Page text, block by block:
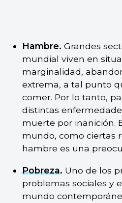
Hambre. Grandes
mundial viven en
marginalidad,
extrema, a tal punto
comer. Por lo tanto,
distintas
muerte por inanición.
mundo, como ciertas
hambre es una
Pobreza. Uno de los
problemas sociales y
mundo